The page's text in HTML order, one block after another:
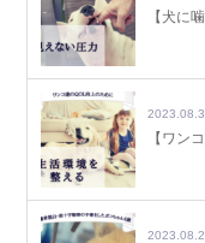
【犬に
【ワン